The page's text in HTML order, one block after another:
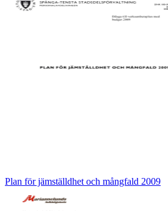
Plan för jämställdhet och mångfald 2009